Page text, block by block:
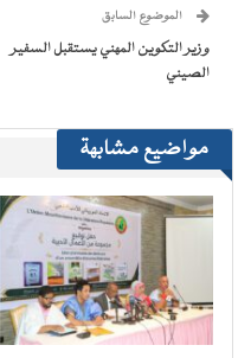
الموضوع السابق
وزير التكوين المهني يستقبل السفير
الصيني
مواضيع مشابهة